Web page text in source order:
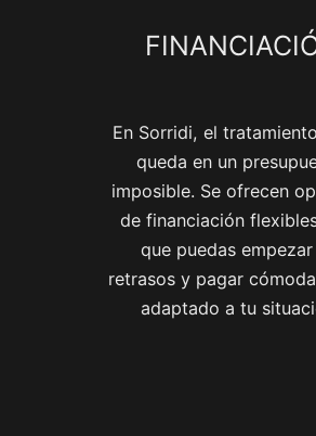
En Sorridi, el
queda en un
imposible. Se ofrecen
de financiación
que puedas empezar
retrasos y pagar
adaptado a tu